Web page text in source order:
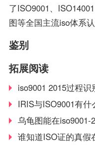
了ISO9001、
图等全国主流iso体系
鉴别
拓展阅读
iso9001 2015过程
IRIS与ISO9001有
构造图能看着一目了然
乌龟图能在iso9001-
中运用吗
谁知道ISO证的真假